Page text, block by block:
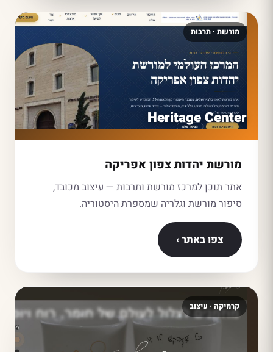
מורשת · תרבות
Heritage Center
מורשת יהדות צפון אפריקה
אתר תוכן למרכז מורשת ותרבות — עיצוב מכובד,
סיפור מורשת וגלריה שמספרת היסטוריה.
צפו באתר ›
קרמיקה · עיצוב